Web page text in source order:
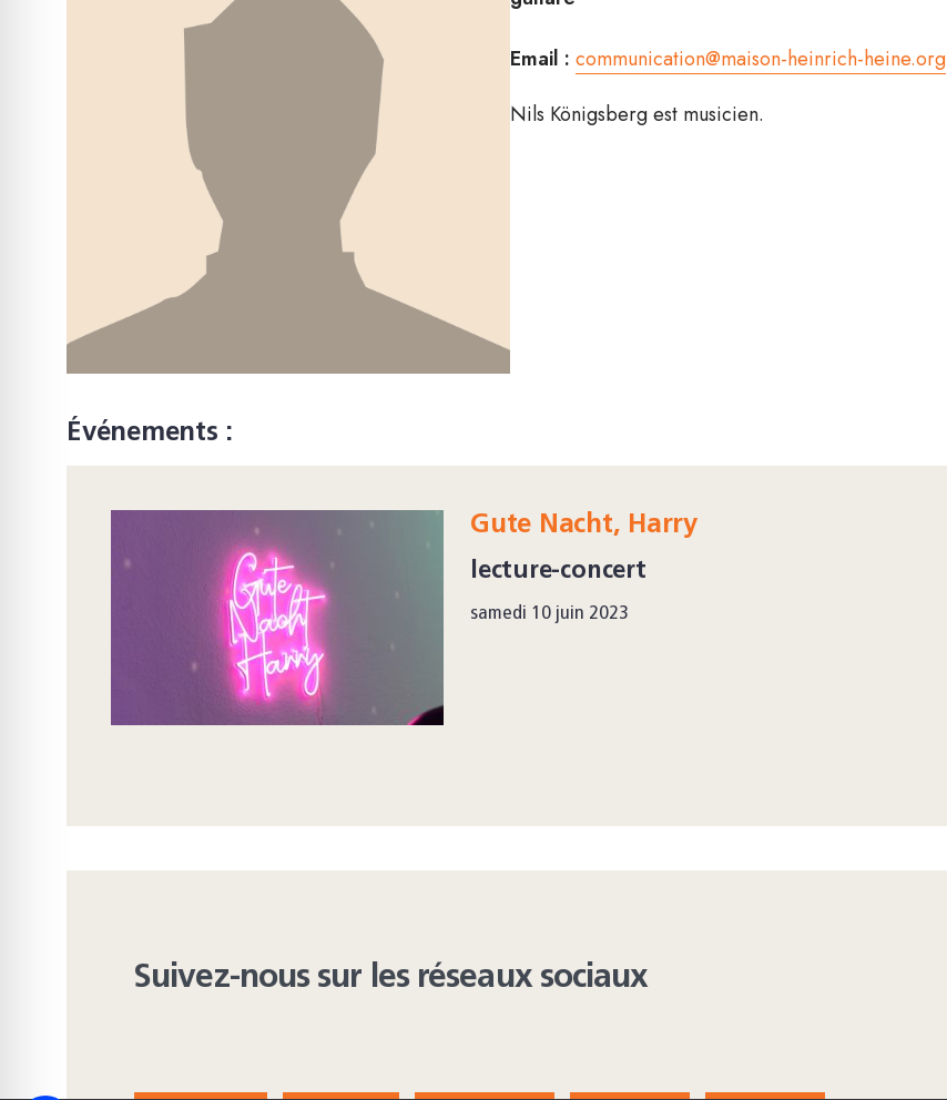
Email : communication@maison-heinrich-heine.org
Nils Königsberg est musicien.
Événements :
Gute Nacht, Harry
lecture-concert
samedi 10 juin 2023
Suivez-nous sur les réseaux sociaux